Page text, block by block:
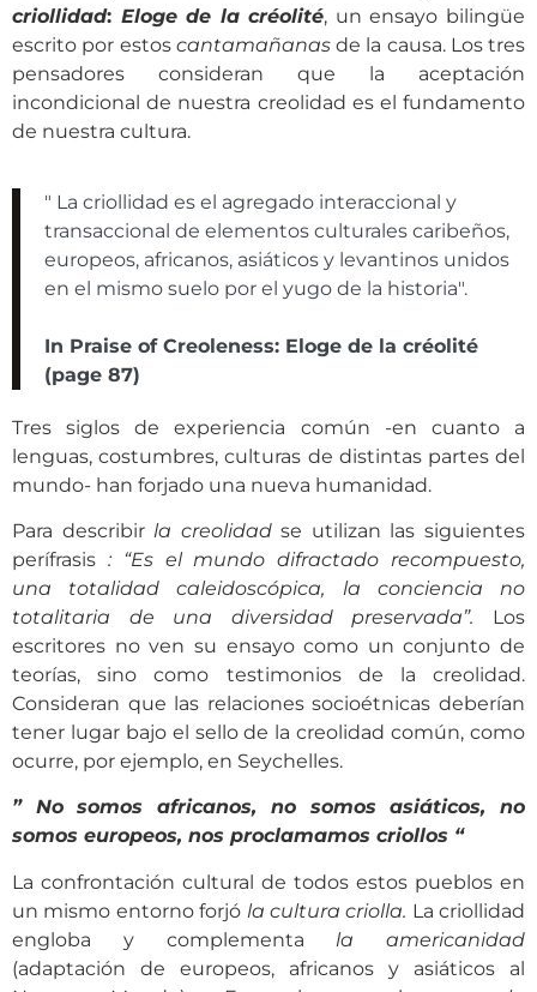
criollidad: Eloge de la créolité, un ensayo bilingüe
escrito por estos cantamañanasde la causa. Los tres
pensadores consideran que la aceptación
incondicional de nuestra creolidad es el fundamento
de nuestra cultura.
" La criollidad es el agregado interaccional y
transaccional de elementos culturales caribeños,
europeos, africanos, asiáticos y levantinos unidos
en el mismo suelo por el yugo de la historia".
In Praise of Creoleness: Eloge de la créolité
(page 87)
Tres siglos de experiencia común -en cuanto a
lenguas, costumbres, culturas de distintas partes del
mundo- han forjado una nueva humanidad.
Para describirla creolidadse utilizan las siguientes
perífrasis : “Es el mundo difractado recompuesto,
una totalidad caleidoscópica, la conciencia no
totalitaria de una diversidad preservada”. Los
escritores no ven su ensayo como un conjunto de
teorías, sino como testimonios de la creolidad.
Consideran que las relaciones socioétnicas deberían
tener lugar bajo el sello de la creolidad común, como
ocurre, por ejemplo, en Seychelles.
” No somos africanos, no somos asiáticos, no
somos europeos, nos proclamamos criollos “
La confrontación cultural de todos estos pueblos en
un mismo entorno forjó la cultura criolla. La criollidad
engloba y complementala americanidad
(adaptación de europeos, africanos y asiáticos al